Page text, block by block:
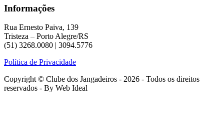
Informações
Rua Ernesto Paiva, 139
Tristeza – Porto Alegre/RS
(51) 3268.0080 | 3094.5776
Política de Privacidade
Copyright © Clube dos Jangadeiros - 2026 - Todos os direitos
reservados - By Web Ideal